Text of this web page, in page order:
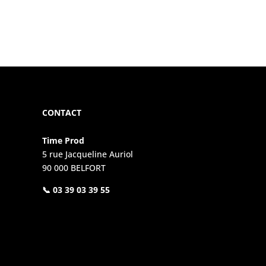
CONTACT
Time Prod
5 rue Jacqueline Auriol
90 000 BELFORT
📞 03 39 03 39 55